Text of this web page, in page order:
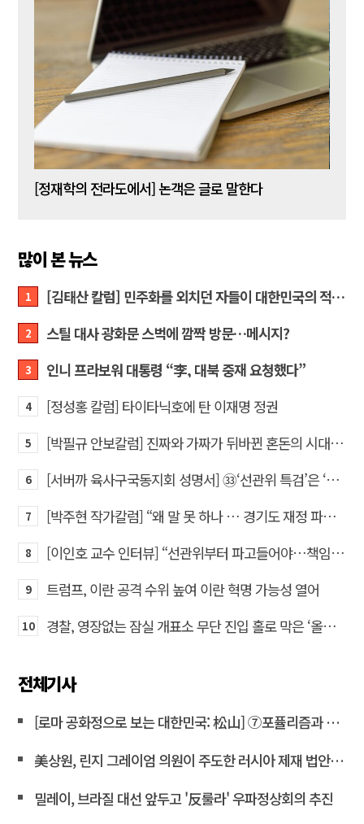
[정재학의 전라도에서] 논객은 글로 말한다
많이 본 뉴스
1 [김태산 칼럼] 민주화를 외치던 자들이 대한민국의 적이고 간첩이었다
2 스틸 대사 광화문 스벅에 깜짝 방문…메시지?
3 인니 프라보워 대통령 “李, 대북 중재 요청했다”
4 [정성홍 칼럼] 타이타닉호에 탄 이재명 정권
5 [박필규 안보칼럼] 진짜와 가짜가 뒤바뀐 혼돈의 시대, 안보 파탄은 막아야
6 [서버까 육사구국동지회 성명서] ㉝‘선관위 특검’은 ‘부정선거 특검’으로 명명하고 박주현 변호사를 ‘특검’으로 임명하라!
7 [박주현 작가칼럼] “왜 말 못 하나 … 경기도 재정 파탄의 진짜 원인을”
8 [이인호 교수 인터뷰] “선관위부터 파고들어야…책임자 직접 고발하라”
9 트럼프, 이란 공격 수위 높여 이란 혁명 가능성 열어
10 경찰, 영장없는 잠실 개표소 무단 진입 홀로 막은 ‘올다르크’ 불구속 송치
전체기사
[로마 공화정으로 보는 대한민국: 松山] ⑦포퓰리즘과 선동은 민주주의를 어떻게 무너뜨리는가
美상원, 린지 그레이엄 의원이 주도한 러시아 제재 법안 통과
밀레이, 브라질 대선 앞두고 '反룰라' 우파정상회의 추진